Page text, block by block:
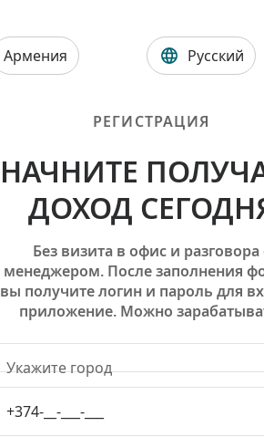
Армения Русский
РЕГИСТРАЦИЯ
НАЧНИТЕ
ДОХОД
Без визита в офис и разговора
менеджером. После заполнения
вы получите логин и пароль для
приложение. Можно
Укажите город